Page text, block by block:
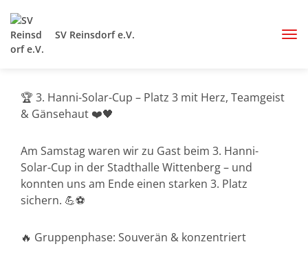
SV Reinsdorf e.V.
🏆 3. Hanni-Solar-Cup – Platz 3 mit Herz, Teamgeist
& Gänsehaut ❤️🖤
Am Samstag waren wir zu Gast beim 3. Hanni-
Solar-Cup in der Stadthalle Wittenberg – und
konnten uns am Ende einen starken 3. Platz
sichern. 💪⚽
🔥 Gruppenphase: Souverän & konzentriert